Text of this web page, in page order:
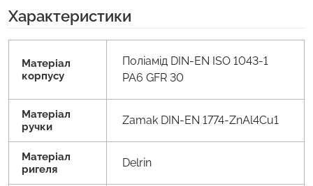
Характеристики
Матеріал
корпусу
Поліамід DIN-EN ISO 1043-1
PA6 GFR 30
Матеріал
ручки
Zamak DIN-EN 1774-ZnAl4Cu1
Матеріал
ригеля
Delrin